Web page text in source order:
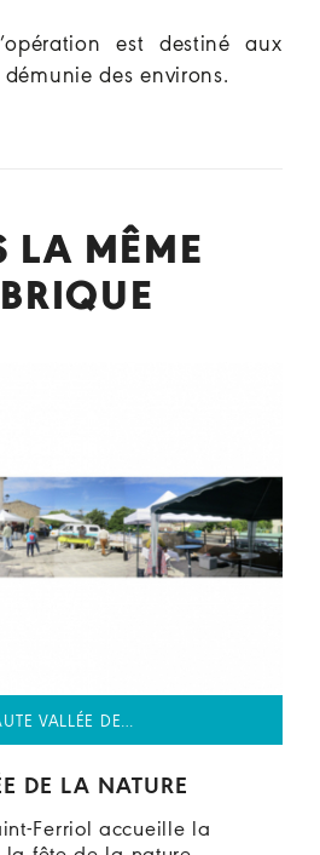
est destiné aux
des environs.
LA MÊME
VALLÉE DE…
DE LA NATURE
Ferriol accueille la